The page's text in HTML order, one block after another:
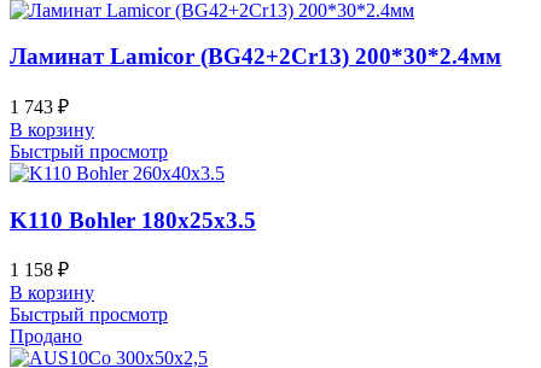
Ламинат Lamicor (BG42+2Cr13) 200*30*2.4мм
1 743 ₽
В корзину
Быстрый просмотр
K110 Bohler 180x25x3.5
1 158 ₽
В корзину
Быстрый просмотр
Продано